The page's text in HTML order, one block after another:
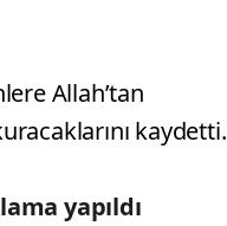
Allah’tan
kaydetti.
yapıldı